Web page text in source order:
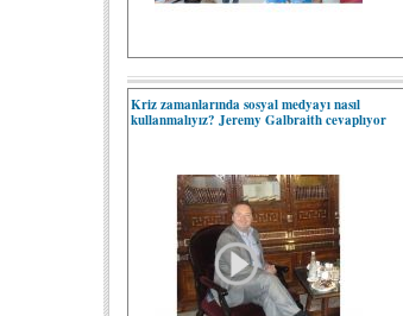
Kriz zamanlarında sosyal medyayı nasıl
kullanmalıyız? Jeremy Galbraith cevaplıyor